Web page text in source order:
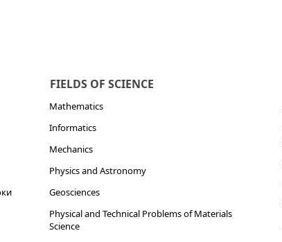
FIELDS OF SCIENCE
Mathematics
Informatics
Mechanics
Physics and Astronomy
Geosciences
Physical and Technical Problems of Materials
Science